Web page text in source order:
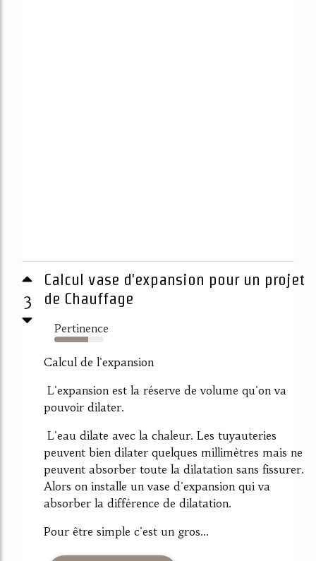
3
Calcul vase d'expansion pour un projet
de Chauffage
Pertinence
69%
Calcul de l'expansion
L'expansion est la réserve de volume qu'on va
pouvoir dilater.
L'eau dilate avec la chaleur. Les tuyauteries
peuvent bien dilater quelques millimètres mais ne
peuvent absorber toute la dilatation sans fissurer.
Alors on installe un vase d'expansion qui va
absorber la différence de dilatation.
Pour être simple c'est un gros...